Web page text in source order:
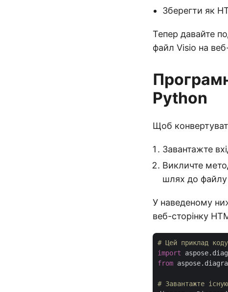
Зберегти як
Тепер давайте
файл Visio на
Python
Щоб
Завантажте
Викличте
шлях до файлу
У наведеному
веб-сторінку
# Цей приклад
import
from
# Завантажте